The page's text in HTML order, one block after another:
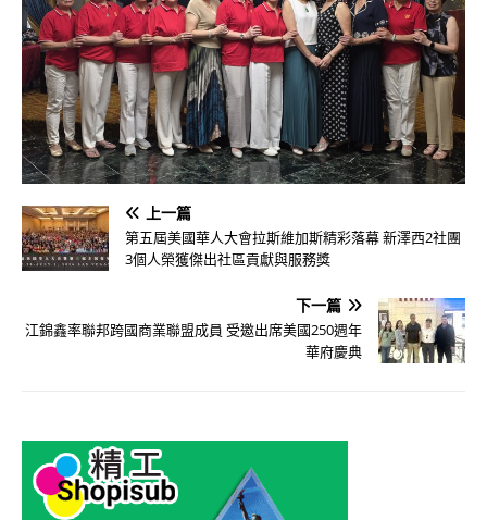
上一篇
第五屆美國華人大會拉斯維加斯精彩落幕 新澤西2社團
3個人榮獲傑出社區貢獻與服務獎
下一篇
江錦鑫率聯邦跨國商業聯盟成員 受邀出席美國250週年
華府慶典